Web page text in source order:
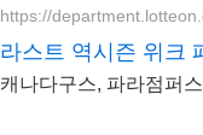
https://
라스트 역시즌 위크
캐나다구스, 파라점퍼